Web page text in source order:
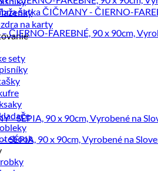
na karty
sety
ČIERNO-FAREBNÉ, 90 x 90cm,
SÉPIA, 90 x 90cm, Vyrobené na